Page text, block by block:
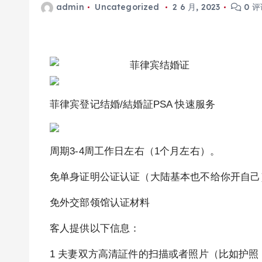
admin Uncategorized 2 6 月, 2023 0 评
菲律宾登记结婚/結婚証PSA 快速服务
周期3-4周工作日左右（1个月左右）。
免单身证明公证认证（大陆基本也不给你开自己
免外交部领馆认证材料
客人提供以下信息：
1 夫妻双方高清証件的扫描或者照片（比如护照